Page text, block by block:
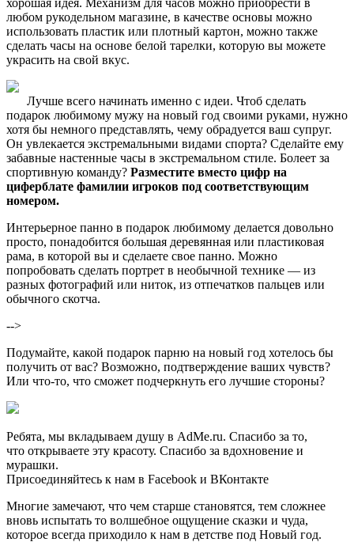
любом рукодельном магазине, в качестве основы можно
использовать пластик или плотный картон, можно также
сделать часы на основе белой тарелки, которую вы можете
украсить на свой вкус.
Лучше всего начинать именно с идеи. Чтоб сделать
подарок любимому мужу на новый год своими руками, нужно
хотя бы немного представлять, чему обрадуется ваш супруг.
Он увлекается экстремальными видами спорта? Сделайте ему
забавные настенные часы в экстремальном стиле. Болеет за
спортивную команду? Разместите вместо цифр на
циферблате фамилии игроков под соответствующим
номером.
Интерьерное панно в подарок любимому делается довольно
просто, понадобится большая деревянная или пластиковая
рама, в которой вы и сделаете свое панно. Можно
попробовать сделать портрет в необычной технике — из
разных фотографий или ниток, из отпечатков пальцев или
обычного скотча.
-->
Подумайте, какой подарок парню на новый год хотелось бы
получить от вас? Возможно, подтверждение ваших чувств?
Или что-то, что сможет подчеркнуть его лучшие стороны?
Ребята, мы вкладываем душу в AdMe.ru. Cпасибо за то,
что открываете эту красоту. Спасибо за вдохновение и
мурашки.
Присоединяйтесь к нам в Facebook и ВКонтакте
Многие замечают, что чем старше становятся, тем сложнее
вновь испытать то волшебное ощущение сказки и чуда,
которое всегда приходило к нам в детстве под Новый год.